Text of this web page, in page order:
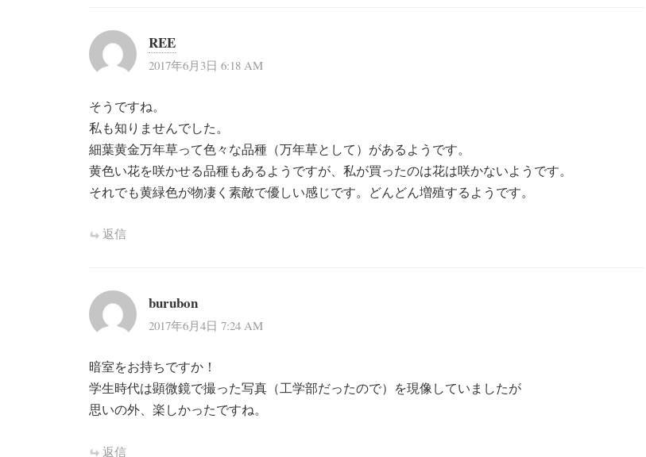
REE
2017年6月3日 6:18 AM
そうですね。
私も知りませんでした。
細葉黄金万年草って色々な品種（万年草として）があるようです。
黄色い花を咲かせる品種もあるようですが、私が買ったのは花は咲かないようです。
それでも黄緑色が物凄く素敵で優しい感じです。どんどん増殖するようです。
返信
burubon
2017年6月4日 7:24 AM
暗室をお持ちですか！
学生時代は顕微鏡で撮った写真（工学部だったので）を現像していましたが
思いの外、楽しかったですね。
返信